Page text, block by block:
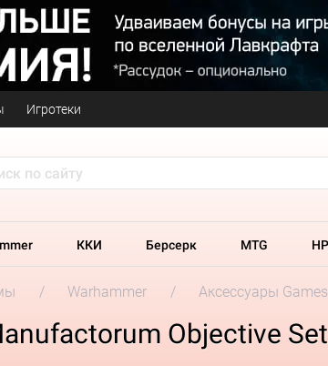
Игротеки
ККИ Берсерк MTG
Warhammer Аксессуары
Objective Set